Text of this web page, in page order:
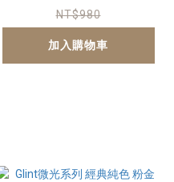
NT$980
加入購物車